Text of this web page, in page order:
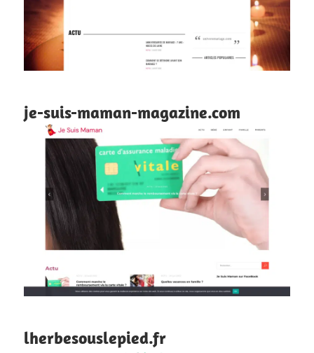
je-suis-maman-magazine.com
lherbesouslepied.fr